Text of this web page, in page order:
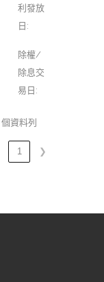
利發放
日:
除權/
除息交
易日:
資料列
1 ❯